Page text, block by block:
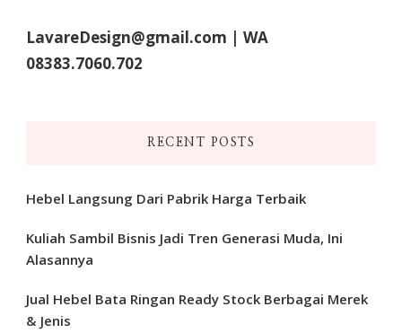
LavareDesign@gmail.com | WA
08383.7060.702
RECENT POSTS
Hebel Langsung Dari Pabrik Harga Terbaik
Kuliah Sambil Bisnis Jadi Tren Generasi Muda, Ini
Alasannya
Jual Hebel Bata Ringan Ready Stock Berbagai Merek
& Jenis